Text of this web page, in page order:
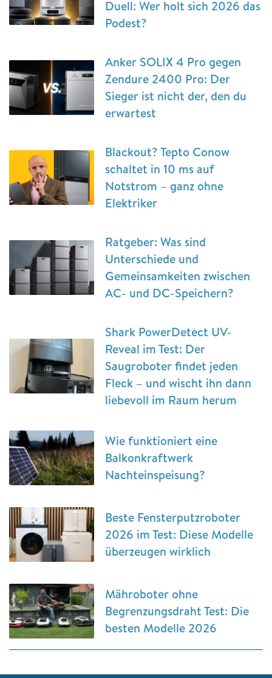
Duell: Wer holt sich 2026 das
Podest?
Anker SOLIX 4 Pro gegen
Zendure 2400 Pro: Der
Sieger ist nicht der, den du
erwartest
Blackout? Tepto Conow
schaltet in 10 ms auf
Notstrom – ganz ohne
Elektriker
Ratgeber: Was sind
Unterschiede und
Gemeinsamkeiten zwischen
AC- und DC-Speichern?
Shark PowerDetect UV-
Reveal im Test: Der
Saugroboter findet jeden
Fleck – und wischt ihn dann
liebevoll im Raum herum
Wie funktioniert eine
Balkonkraftwerk
Nachteinspeisung?
Beste Fensterputzroboter
2026 im Test: Diese Modelle
überzeugen wirklich
Mähroboter ohne
Begrenzungsdraht Test: Die
besten Modelle 2026